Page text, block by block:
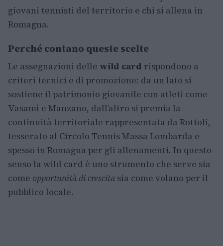
giovani tennisti del territorio e chi si allena in
Romagna.
Perché contano queste scelte
Le assegnazioni delle wild card rispondono a
criteri tecnici e di promozione: da un lato si
sostiene il patrimonio giovanile con atleti come
Vasamì e Manzano, dall’altro si premia la
continuità territoriale rappresentata da Rottoli,
tesserato al Circolo Tennis Massa Lombarda e
spesso in Romagna per gli allenamenti. In questo
senso la wild card è uno strumento che serve sia
come opportunità di crescita sia come volano per il
pubblico locale.